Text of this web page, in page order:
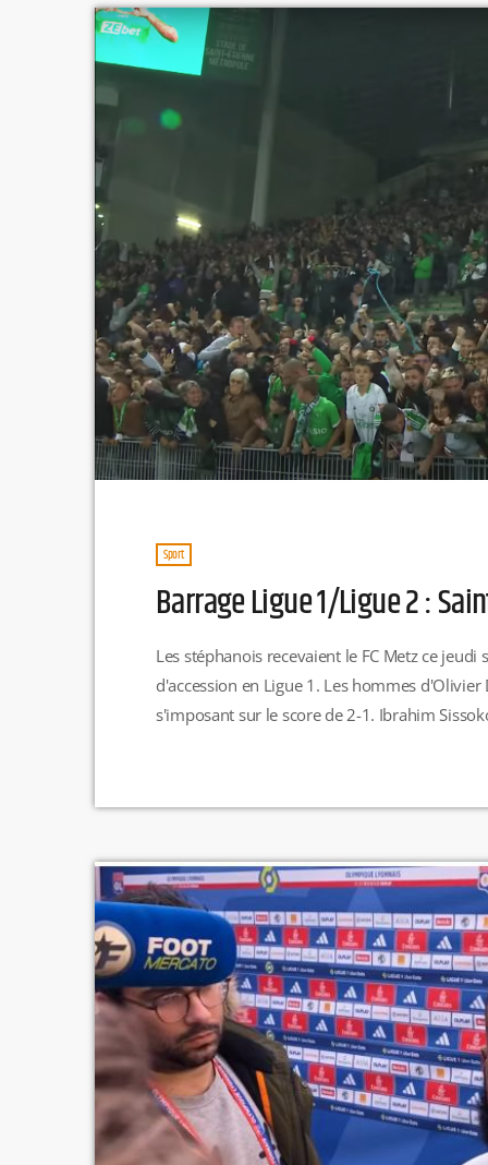
Sport
Barrage Ligue 1/Ligue 2 :
Les stéphanois recevaient le FC Metz ce
d'accession en Ligue 1. Les hommes
s'imposant sur le score de 2-1. Ibrahim